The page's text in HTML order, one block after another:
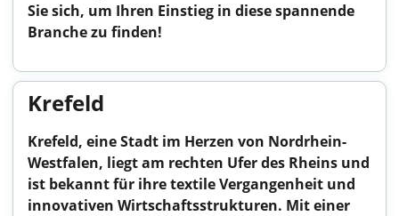
Sie sich, um Ihren Einstieg in diese spannende
Branche zu finden!
Krefeld
Krefeld, eine Stadt im Herzen von Nordrhein-
Westfalen, liegt am rechten Ufer des Rheins und
ist bekannt für ihre textile Vergangenheit und
innovativen Wirtschaftsstrukturen. Mit einer